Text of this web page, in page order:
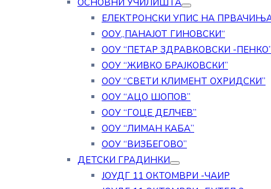
ОСНОВНИ УЧИЛИШТА
ЕЛЕКТРОНСКИ УПИС НА
ООУ„ПАНАЈОТ ГИНОВСКИ“
ООУ “ПЕТАР ЗДРАВКОВСКИ -ПЕНКО”
ООУ “ЖИВКО БРАЈКОВСКИ”
ООУ “СВЕТИ КЛИМЕНТ ОХРИДСКИ”
ООУ “АЦО ШОПОВ”
ООУ “ГОЦЕ ДЕЛЧЕВ”
ООУ “ЛИМАН КАБА”
ООУ “ВИЗБЕГОВО”
ДЕТСКИ ГРАДИНКИ
ЈОУДГ 11 ОКТОМВРИ -ЧАИР